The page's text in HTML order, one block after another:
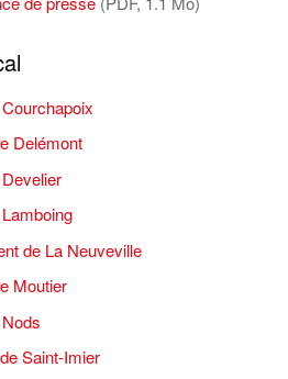
Delémont
de La Neuveville
Moutier
Saint-Imier